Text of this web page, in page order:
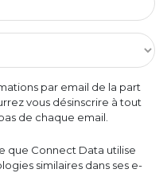
par email de la part
vous désinscrire à tout
de chaque email.
que Connect Data utilise
similaires dans ses e-